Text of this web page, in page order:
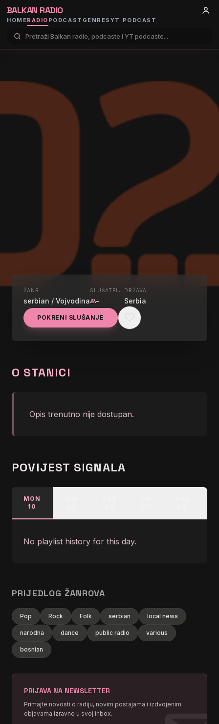
BALKAN RADIO
HOMERADIO PODCAST GENRES YT PODCAST
UŽIVO
RADIO 021 ROCK
graphic_eq
ŽANR
serbian / Vojvodina
SLUŠATELJI
group-
DRŽAVA
Serbia
POKRENI SLUŠANJE
O STANICI
Opis trenutno nije dostupan.
POVIJEST SIGNALA
MON
10
No playlist history for this day.
PRIJEDLOG ŽANROVA
Pop Rock Folk serbian local news
narodna dance public radio various
bosnian
PRIJAVA NA NEWSLETTER
Primajte novosti o radiju, novim postajama i izdvojenim
objavama izravno u svoj inbox.